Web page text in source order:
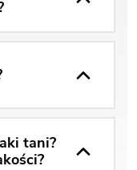
tani?